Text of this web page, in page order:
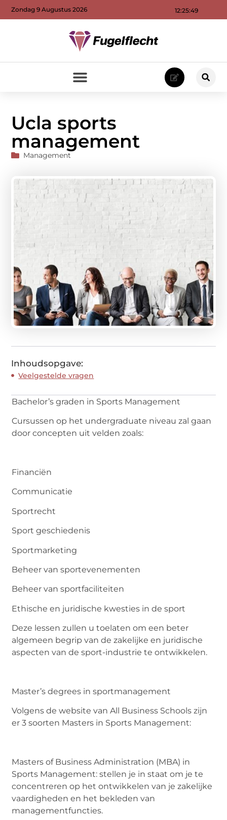
12:25:50
Zondag 9 Augustus 2026
Ucla sports
management
Management
Inhoudsopgave:
Veelgestelde vragen
Bachelor’s graden in Sports Management
Cursussen op het undergraduate niveau zal gaan
door concepten uit velden zoals:
Financiën
Communicatie
Sportrecht
Sport geschiedenis
Sportmarketing
Beheer van sportevenementen
Beheer van sportfaciliteiten
Ethische en juridische kwesties in de sport
Deze lessen zullen u toelaten om een beter
algemeen begrip van de zakelijke en juridische
aspecten van de sport-industrie te ontwikkelen.
Master’s degrees in sportmanagement
Volgens de website van All Business Schools zijn
er 3 soorten Masters in Sports Management:
Masters of Business Administration (MBA) in
Sports Management: stellen je in staat om je te
concentreren op het ontwikkelen van je zakelijke
vaardigheden en het bekleden van
managementfuncties.